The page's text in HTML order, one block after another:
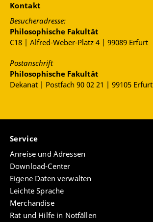
Kontakt
Besucheradresse:
Philosophische Fakultät
C18 | Alfred-Weber-Platz 4 | 99089 Erfurt
Postanschrift
Philosophische Fakultät
Dekanat | Postfach 90 02 21 | 99105 Erfurt
Service
Anreise und Adressen
Download-Center
Eigene Daten verwalten
Leichte Sprache
Merchandise
Rat und Hilfe in Notfällen